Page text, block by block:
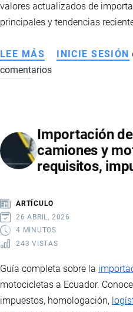
valores actualizados de
principales y tendencias
LEE MÁS SOBRE
PRINCIPALES
ECUADOR,
ESTADÍSTICAS
Y
ORIGEN
INICIE SESIÓN
comentarios
Importación
camiones y
requisitos,
ARTÍCULO
26 ABRIL, 2026
4 MINUTOS
243 VISTAS
Guía completa sobre la
motocicletas a Ecuador.
impuestos, homologación,